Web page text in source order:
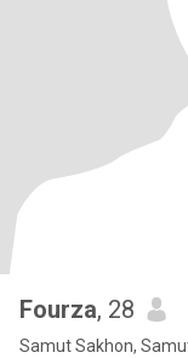
Fourza, 28
Samut Sakhon,